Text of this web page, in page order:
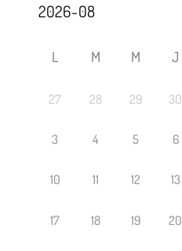
L M M J
27 28 29 30
3 4 5 6
10 11 12 13
17 18 19 20